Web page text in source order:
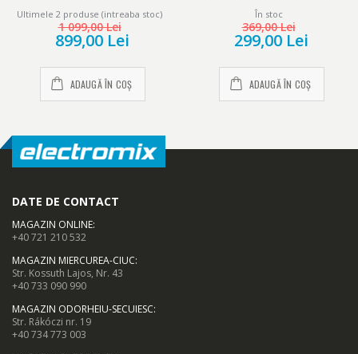
Panou din sticla
Aspectul elegant, forma atractiva si panoul din sticla ii ofera
hotei mai mult stil, aceasta fiind alegerea ideala pentru
absorbtie 659m3/h, 60 cm,
Inox
Ultimele 2 produse (intreaba stoc)
1 099,00 Lei
899,00 Lei
ADAUGĂ ÎN COȘ
325 mc/h, 1 motor, 60 cm,
Inox
În stoc
369,00 Lei
299,00 Lei
ADAUGĂ ÎN COȘ
DATE DE CONTACT
MAGAZIN ONLINE:
+40 721 210 532
MAGAZIN MIERCUREA-CIUC:
Str. Kossuth Lajos, Nr. 43
+40 733 090 990
MAGAZIN ODORHEIU-SECUIESC:
Str. Rákóczi nr. 19
+40 734 773 003